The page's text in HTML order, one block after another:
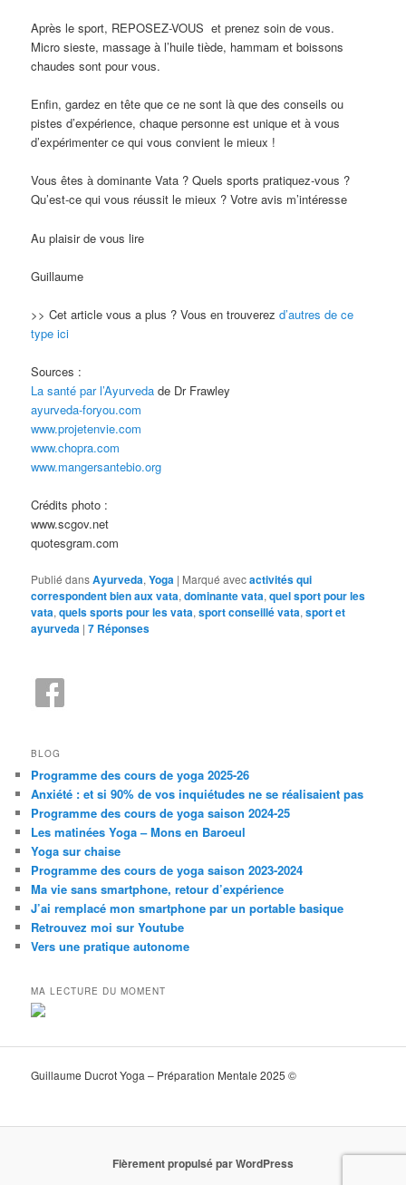
Après le sport, REPOSEZ-VOUS et prenez soin de vous.
Micro sieste, massage à l’huile tiède, hammam et boissons
chaudes sont pour vous.
Enfin, gardez en tête que ce ne sont là que des conseils ou
pistes d’expérience, chaque personne est unique et à vous
d’expérimenter ce qui vous convient le mieux !
Vous êtes à dominante Vata ? Quels sports pratiquez-vous ?
Qu’est-ce qui vous réussit le mieux ? Votre avis m’intéresse
Au plaisir de vous lire
Guillaume
>> Cet article vous a plus ? Vous en trouverezd’autres de ce
type ici
Sources :
La santé par l’Ayurveda de Dr Frawley
ayurveda-foryou.com
www.projetenvie.com
www.chopra.com
www.mangersantebio.org
Crédits photo :
www.scgov.net
quotesgram.com
Publié dansAyurveda,Yoga | Marqué avecactivités qui
correspondent bien aux vata,dominante vata,quel sport pour les
vata,quels sports pour les vata,sport conseillé vata,sport et
ayurveda |7 Réponses
BLOG
Programme des cours de yoga 2025-26
Anxiété : et si 90% de vos inquiétudes ne se réalisaient pas
Programme des cours de yoga saison 2024-25
Les matinées Yoga – Mons en Baroeul
Yoga sur chaise
Programme des cours de yoga saison 2023-2024
Ma vie sans smartphone, retour d’expérience
J’ai remplacé mon smartphone par un portable basique
Retrouvez moi sur Youtube
Vers une pratique autonome
MA LECTURE DU MOMENT
Guillaume Ducrot Yoga – Préparation Mentale 2025 ©
Fièrement propulsé par WordPress